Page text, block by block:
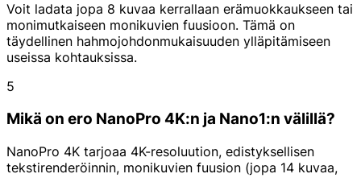
Voit ladata jopa 8 kuvaa kerrallaan erämuokkaukseen tai
monimutkaiseen monikuvien fuusioon. Tämä on
täydellinen hahmojohdonmukaisuuden ylläpitämiseen
useissa kohtauksissa.
5
Mikä on ero NanoPro 4K:n ja Nano1:n välillä?
NanoPro 4K tarjoaa 4K-resoluution, edistyksellisen
tekstirenderöinnin, monikuvien fuusion (jopa 14 kuvaa,